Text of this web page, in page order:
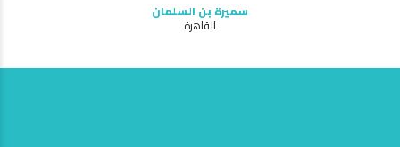
سميرة بن السلمان
القاهرة